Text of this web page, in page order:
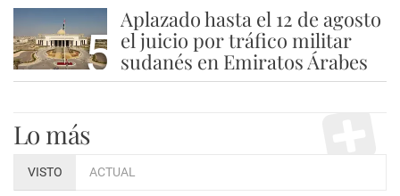
5
Aplazado hasta el 12 de agosto
el juicio por tráfico militar
sudanés en Emiratos Árabes
Lo más
VISTO ACTUAL